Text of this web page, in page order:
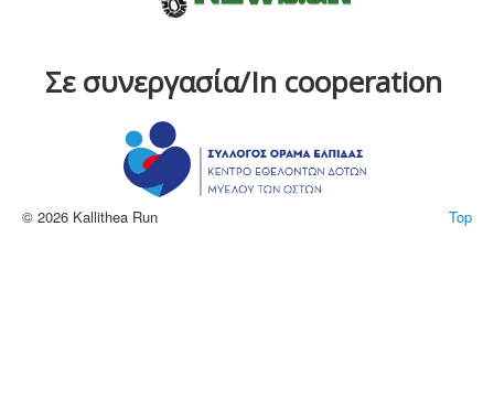
Σε συνεργασία/In cooperation
Top
© 2026 Kallithea Run